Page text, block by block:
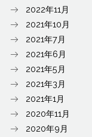
2022年11月
2021年10月
2021年7月
2021年6月
2021年5月
2021年3月
2021年1月
2020年11月
2020年9月